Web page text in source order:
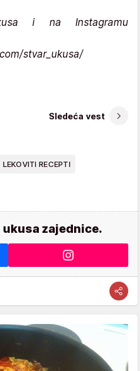
i na Instagramu
stvar_ukusa/
Sledeća vest
LEKOVITI RECEPTI
ukusa zajednice.